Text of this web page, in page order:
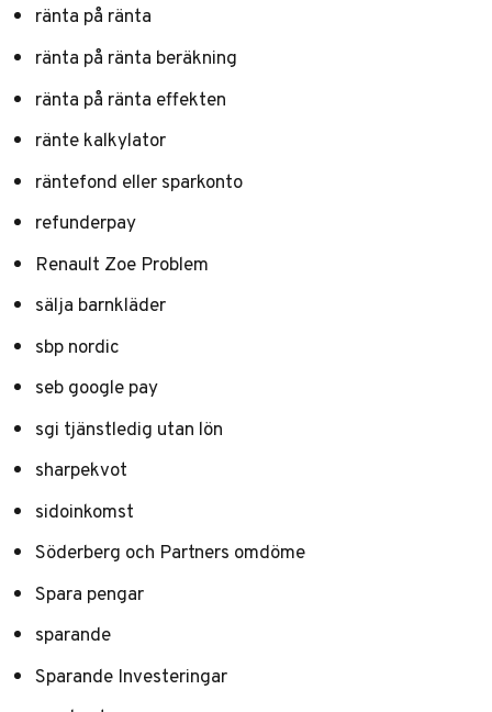
ränta på ränta
ränta på ränta beräkning
ränta på ränta effekten
ränte kalkylator
räntefond eller sparkonto
refunderpay
Renault Zoe Problem
sälja barnkläder
sbp nordic
seb google pay
sgi tjänstledig utan lön
sharpekvot
sidoinkomst
Söderberg och Partners omdöme
Spara pengar
sparande
Sparande Investeringar